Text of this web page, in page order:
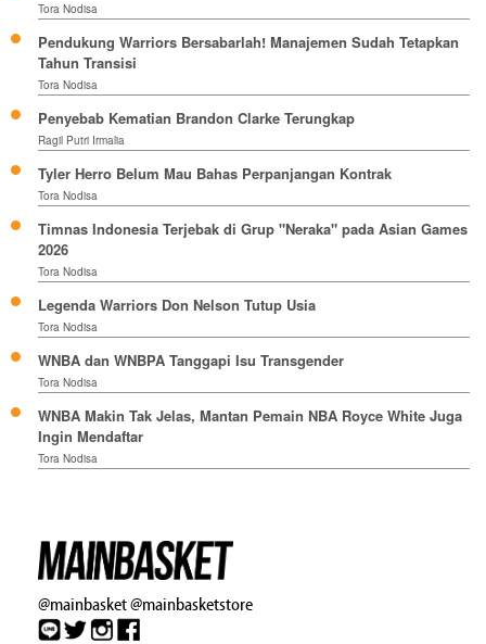
Tora Nodisa
Pendukung Warriors Bersabarlah! Manajemen Sudah Tetapkan
Tahun Transisi
Tora Nodisa
Penyebab Kematian Brandon Clarke Terungkap
Ragil Putri Irmalia
Tyler Herro Belum Mau Bahas Perpanjangan Kontrak
Tora Nodisa
Timnas Indonesia Terjebak di Grup "Neraka" pada Asian Games
2026
Tora Nodisa
Legenda Warriors Don Nelson Tutup Usia
Tora Nodisa
WNBA dan WNBPA Tanggapi Isu Transgender
Tora Nodisa
WNBA Makin Tak Jelas, Mantan Pemain NBA Royce White Juga
Ingin Mendaftar
Tora Nodisa
@mainbasket@mainbasketstore